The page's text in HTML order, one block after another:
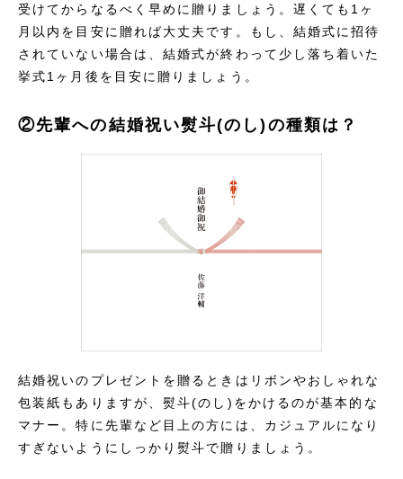
受けてからなるべく早めに贈りましょう。遅くても1ヶ
月以内を目安に贈れば大丈夫です。もし、結婚式に招待
されていない場合は、結婚式が終わって少し落ち着いた
挙式1ヶ月後を目安に贈りましょう。
②先輩への結婚祝い熨斗(のし)の種類は？
結婚祝いのプレゼントを贈るときはリボンやおしゃれな
包装紙もありますが、熨斗(のし)をかけるのが基本的な
マナー。特に先輩など目上の方には、カジュアルになり
すぎないようにしっかり熨斗で贈りましょう。